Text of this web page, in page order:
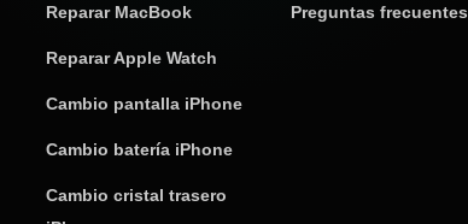
Reparar MacBook
Reparar Apple Watch
Cambio pantalla iPhone
Cambio batería iPhone
Cambio cristal trasero
Preguntas frecuentes